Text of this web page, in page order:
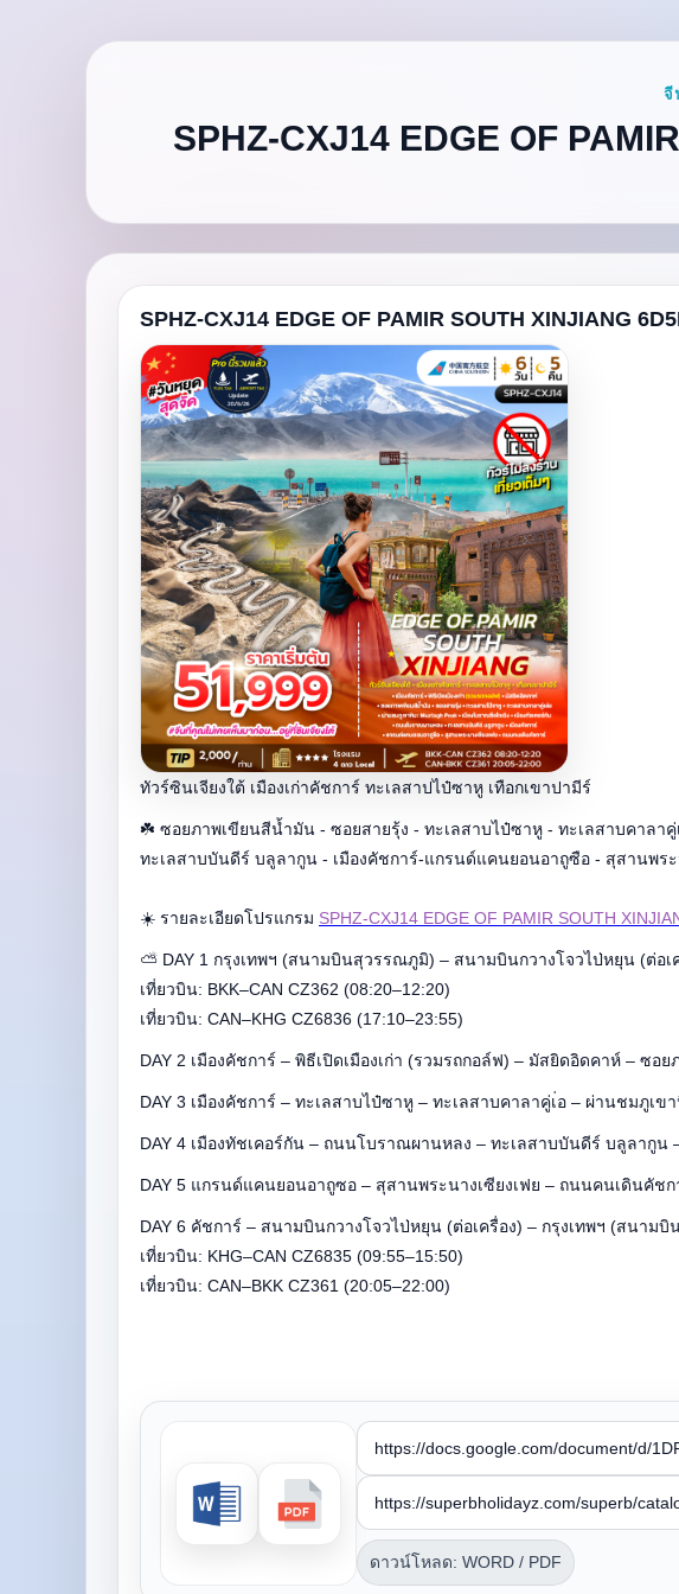
จี
SPHZ-CXJ14 EDGE OF
SPHZ-CXJ14 EDGE OF PAMIR SOUTH XINJIANG
ทัวร์ซินเจียงใต้ เมืองเก่าคัชการ์ ทะเลสาปไป๋ซาหู เทือกเขาปามีร์
☘️ ซอยภาพเขียนสีน้ำมัน - ซอยสายรุ้ง - ทะเลสาบไป๋ซาหู - ทะเลสาบคาลา
ทะเลสาบบันดีร์ บลูลากูน - เมืองคัชการ์-แกรนด์แคนยอนอาถูซือ - สุสานพร
☀️ รายละเอียดโปรแกรม SPHZ-CXJ14 EDGE OF PAMIR SOUTH
⛅ DAY 1 กรุงเทพฯ (สนามบินสุวรรณภูมิ) – สนามบินกวางโจวไป่หยุน (ต่อเ
เที่ยวบิน: BKK–CAN CZ362 (08:20–12:20)
เที่ยวบิน: CAN–KHG CZ6836 (17:10–23:55)
DAY 2 เมืองคัชการ์ – พิธีเปิดเมืองเก่า (รวมรถกอล์ฟ) – มัสยิดอิดคาห์ – ซอ
DAY 3 เมืองคัชการ์ – ทะเลสาบไป๋ซาหู – ทะเลสาบคาลาคู่เ่อ – ผ่านชมภูเ
DAY 4 เมืองทัชเคอร์กัน – ถนนโบราณผานหลง – ทะเลสาบบันดีร์ บลูลากูน
DAY 5 แกรนด์แคนยอนอาถูซอ – สุสานพระนางเซียงเฟย – ถนนคนเดินคัชก
DAY 6 คัชการ์ – สนามบินกวางโจวไป่หยุน (ต่อเครื่อง) – กรุงเทพฯ (สนาม
เที่ยวบิน: KHG–CAN CZ6835 (09:55–15:50)
เที่ยวบิน: CAN–BKK CZ361 (20:05–22:00)
ดาวน์โหลด: WORD / PDF